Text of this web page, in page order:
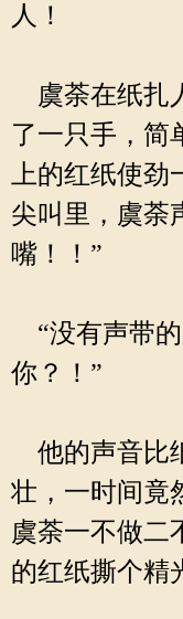
人！
虞荼在纸扎
了一只手，简
上的红纸使
尖叫里，虞荼
嘴！！”
“没有声带
你？！”
他的声音比
壮，一时间竟
虞荼一不做二
的红纸撕个精